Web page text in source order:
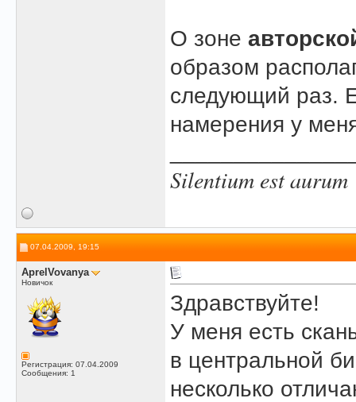
О зоне
образом
следующий раз.
намерения у
Silentium est aurum
07.04.2009, 19:15
AprelVovanya
Новичок
Регистрация: 07.04.2009
Сообщения: 1
Здравствуйте!
У меня есть
в центральной
несколько